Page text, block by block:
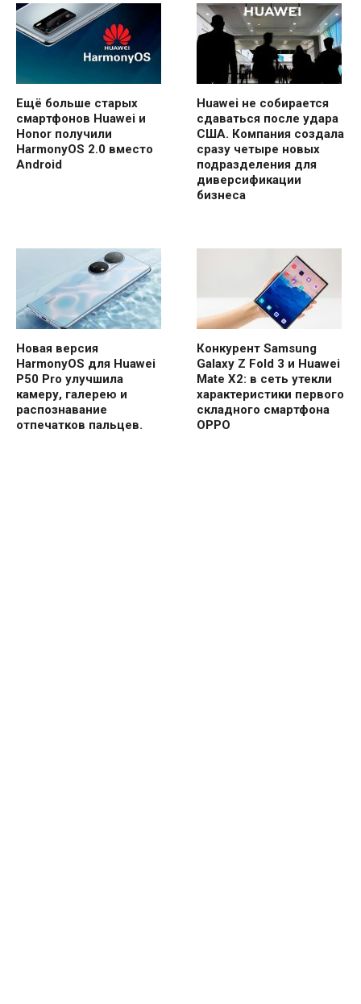
Ещё больше старых
смартфонов Huawei и
Honor получили
HarmonyOS 2.0 вместо
Android
Huawei не собирается
сдаваться после удара
США. Компания создала
сразу четыре новых
подразделения для
диверсификации
бизнеса
Новая версия
HarmonyOS для Huawei
P50 Pro улучшила
камеру, галерею и
распознавание
отпечатков пальцев.
Конкурент Samsung
Galaxy Z Fold 3 и Huawei
Mate X2: в сеть утекли
характеристики первого
складного смартфона
OPPO